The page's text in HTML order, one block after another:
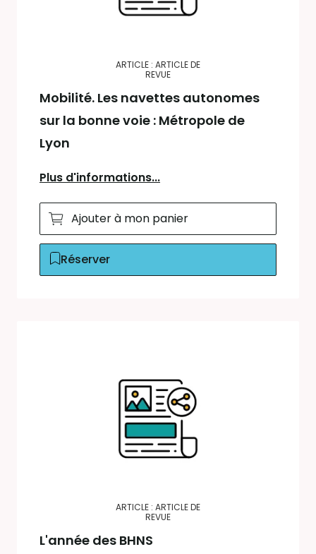
ARTICLE : ARTICLE DE
REVUE
Mobilité. Les navettes autonomes
sur la bonne voie : Métropole de
Lyon
Plus d'informations...
Ajouter à mon panier
Réserver
ARTICLE : ARTICLE DE
REVUE
L'année des BHNS